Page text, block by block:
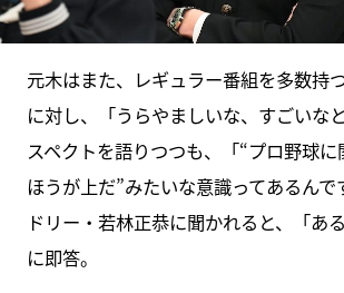
元木はまた、レギュラー番組を多数持
に対し、「うらやましいな、すごいな
スペクトを語りつつも、「“プロ野球
ほうが上だ”みたいな意識ってあるんで
ドリー・若林正恭に聞かれると、「あ
に即答。